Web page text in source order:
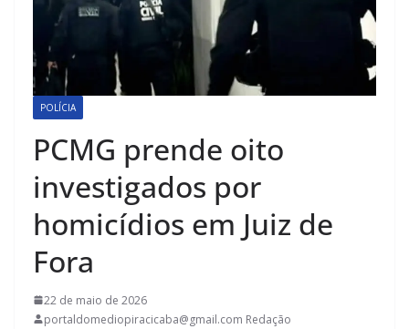
POLÍCIA
PCMG prende oito
investigados por
homicídios em Juiz de
Fora
22 de maio de 2026
portaldomediopiracicaba@gmail.com Redação